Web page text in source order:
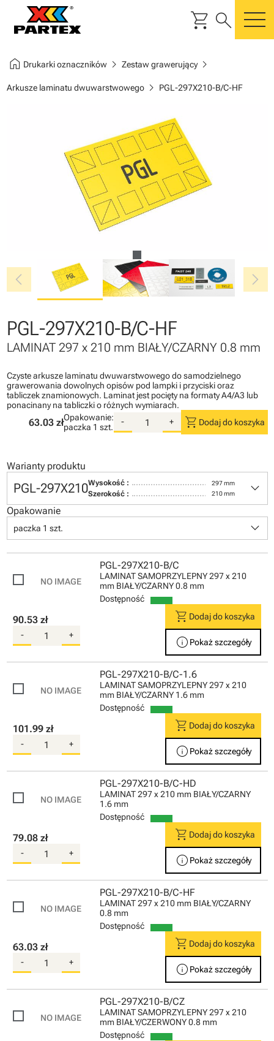
shopping_cart search
home Drukarki oznacznikówchevron_right Zestaw grawerującychevron_right
Arkusze laminatu dwuwarstwowegochevron_right PGL-297X210-B/C-HF
chevron_left chevron_right
PGL-297X210-B/C-HF
LAMINAT 297 x 210 mm BIAŁY/CZARNY 0.8 mm
Czyste arkusze laminatu dwuwarstwowego do samodzielnego
grawerowania dowolnych opisów pod lampki i przyciski oraz
tabliczek znamionowych. Laminat jest pocięty na formaty A4/A3 lub
ponacinany na tabliczki o różnych wymiarach.
63.03 złOpakowanie:
paczka 1 szt.
- + shopping_cart Dodaj do koszyka
Warianty produktu
PGL-297X210Wysokość : 297 mm
Szerokość : 210 mm keyboard_arrow_down
Opakowanie
paczka 1 szt. keyboard_arrow_down
PGL-297X210-B/C
LAMINAT SAMOPRZYLEPNY 297 x 210
mm BIAŁY/CZARNY 0.8 mm
Dostępność
90.53 zł
- +
shopping_cart Dodaj do koszyka
info Pokaż szczegóły
PGL-297X210-B/C-1.6
LAMINAT SAMOPRZYLEPNY 297 x 210
mm BIAŁY/CZARNY 1.6 mm
Dostępność
101.99 zł
- +
shopping_cart Dodaj do koszyka
info Pokaż szczegóły
PGL-297X210-B/C-HD
LAMINAT 297 x 210 mm BIAŁY/CZARNY
1.6 mm
Dostępność
79.08 zł
- +
shopping_cart Dodaj do koszyka
info Pokaż szczegóły
PGL-297X210-B/C-HF
LAMINAT 297 x 210 mm BIAŁY/CZARNY
0.8 mm
Dostępność
63.03 zł
- +
shopping_cart Dodaj do koszyka
info Pokaż szczegóły
PGL-297X210-B/CZ
LAMINAT SAMOPRZYLEPNY 297 x 210
mm BIAŁY/CZERWONY 0.8 mm
Dostępność